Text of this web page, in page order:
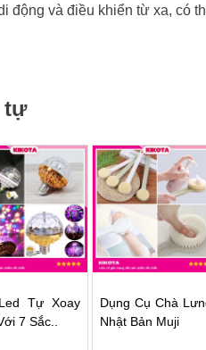
động và điều khiển từ xa, có
tự
Tự Xoay
7 Sắc..
Dụng Cụ Chà
Nhật Bản Muji